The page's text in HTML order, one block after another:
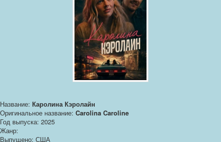
Название: Каролина Кэролайн
Оригинальное название: Carolina Caroline
Год выпуска: 2025
Жанр:
Выпущено: США